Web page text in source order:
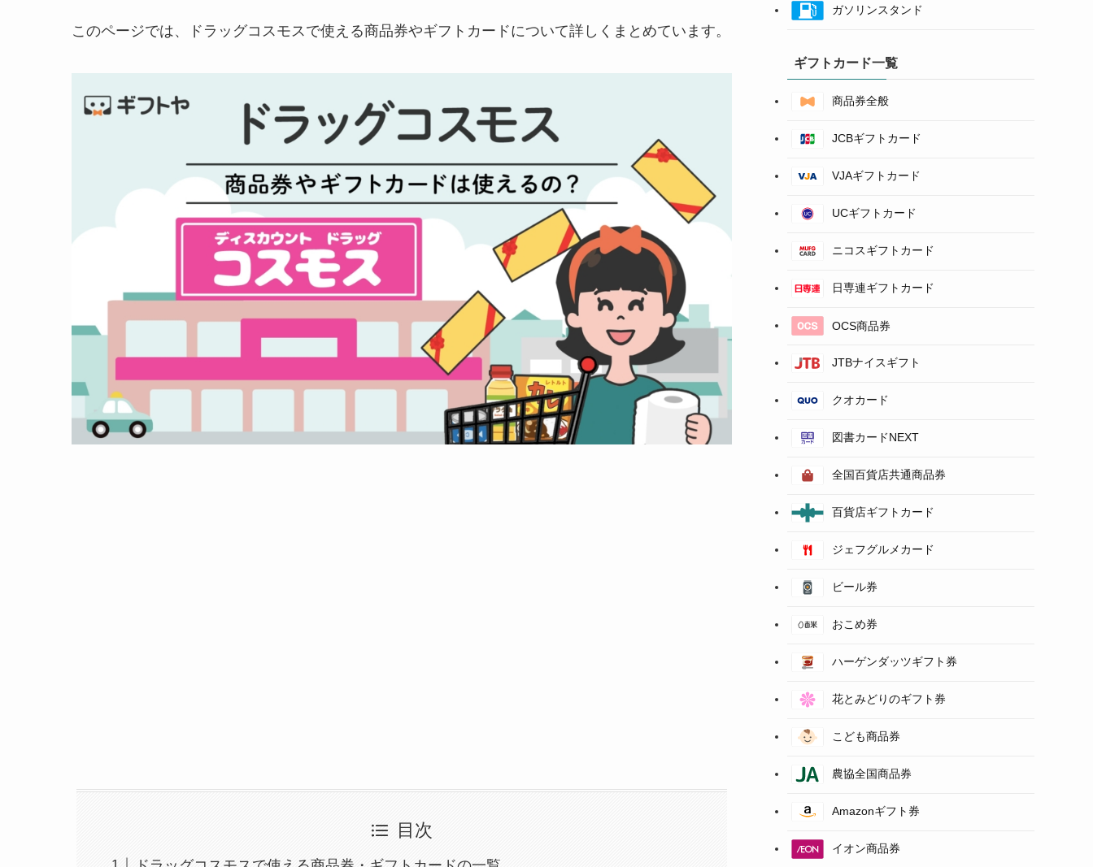
このページでは、ドラッグコスモスで使える商品券やギフトカードについて詳しくまとめています。
目次
ギフトカード一覧
商品券全般
JCBギフトカード
VJAギフトカード
UCギフトカード
ニコスギフトカード
日専連ギフトカード
OCS商品券
JTBナイスギフト
クオカード
図書カードNEXT
全国百貨店共通商品券
百貨店ギフトカード
ジェフグルメカード
ビール券
おこめ券
ハーゲンダッツギフト券
花とみどりのギフト券
こども商品券
農協全国商品券
Amazonギフト券
イオン商品券
ガソリンスタンド